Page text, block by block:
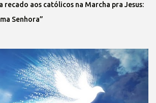
recado aos católicos na Marcha pra Jesus:
Senhora”